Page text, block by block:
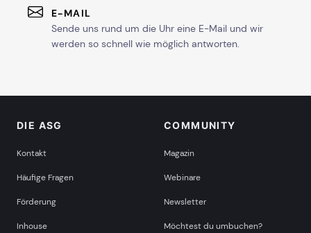
E-MAIL
Sende uns rund um die Uhr eine E-Mail und wir
werden so schnell wie möglich antworten.
DIE ASG
Kontakt
Häufige Fragen
Förderung
Inhouse
COMMUNITY
Magazin
Webinare
Newsletter
Möchtest du umbuchen?